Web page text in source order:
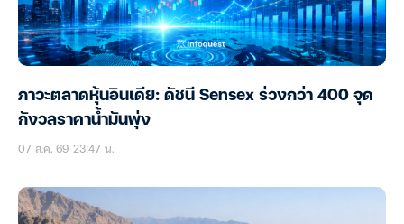
ภาวะตลาดหุ้นอินเดีย: ดัชนี Sensex ร่วงกว่า 400 จุด
กังวลราคาน้ำมันพุ่ง
07 ส.ค. 69 23:47 น.